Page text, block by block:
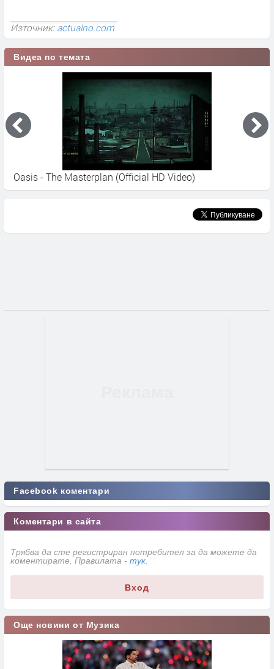
Източник:actualno.com
Видеа по темата
Oasis - The Masterplan (Official HD Video)
Facebook коментари
Коментари в сайта
Трябва да сте регистриран потребител за да можете да
коментирате. Правилата - тук
Вход
Още новини от Музика